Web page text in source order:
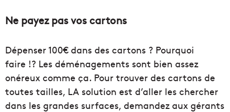
Ne payez pas vos cartons
Dépenser 100€ dans des cartons ? Pourquoi
faire !? Les déménagements sont bien assez
onéreux comme ça. Pour trouver des cartons de
toutes tailles, LA solution est d’aller les chercher
dans les grandes surfaces, demandez aux gérants